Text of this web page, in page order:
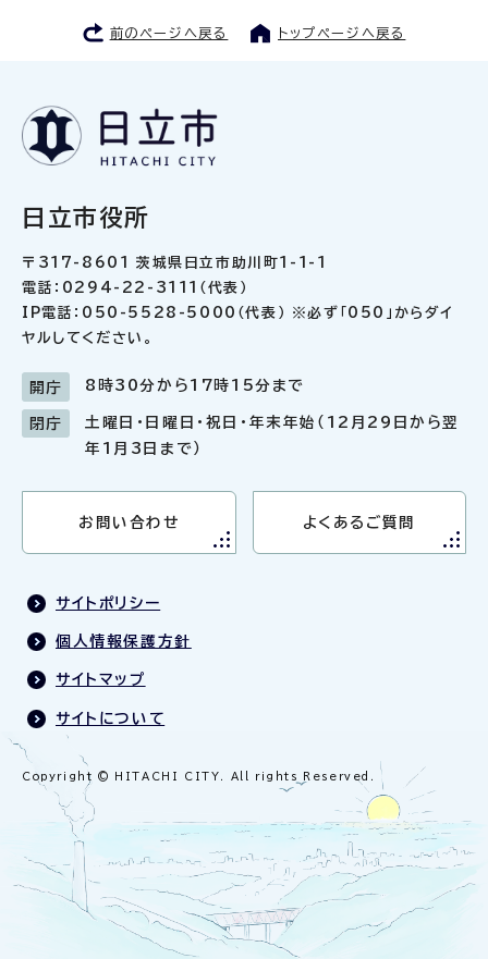
前のページへ戻る トップページへ戻る
日立市役所
〒317-8601 茨城県日立市助川町1-1-1
電話：0294-22-3111（代表）
IP電話：050-5528-5000（代表） ※必ず「050」からダイ
ヤルしてください。
開庁 8時30分から17時15分まで
閉庁
土曜日・日曜日・祝日・年末年始（12月29日から翌
年1月3日まで）
お問い合わせ よくあるご質問
サイトポリシー
個人情報保護方針
サイトマップ
サイトについて
Copyright © HITACHI CITY. All rights Reserved.